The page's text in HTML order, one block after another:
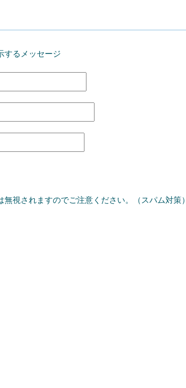
するメッセージ
無視されますのでご注意ください。（スパム対策）